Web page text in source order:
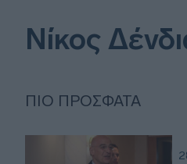
Νίκος
ΠΙΟ ΠΡΌΣΦΑΤΑ